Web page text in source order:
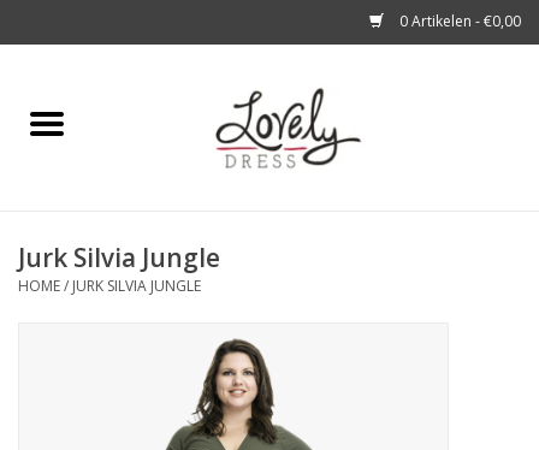
0 Artikelen - €0,00
Home
A story about
Jurk Silvia Jungle
HOME/ JURK SILVIA JUNGLE